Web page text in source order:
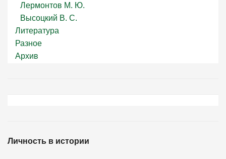
Лермонтов М. Ю.
Высоцкий В. С.
Литература
Разное
Архив
Личность в истории